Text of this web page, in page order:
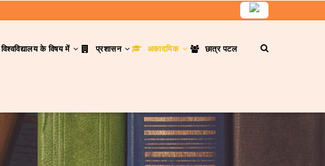
विश्वविद्यालय के विषय में प्रशासन अकादमिक छात्र पटल